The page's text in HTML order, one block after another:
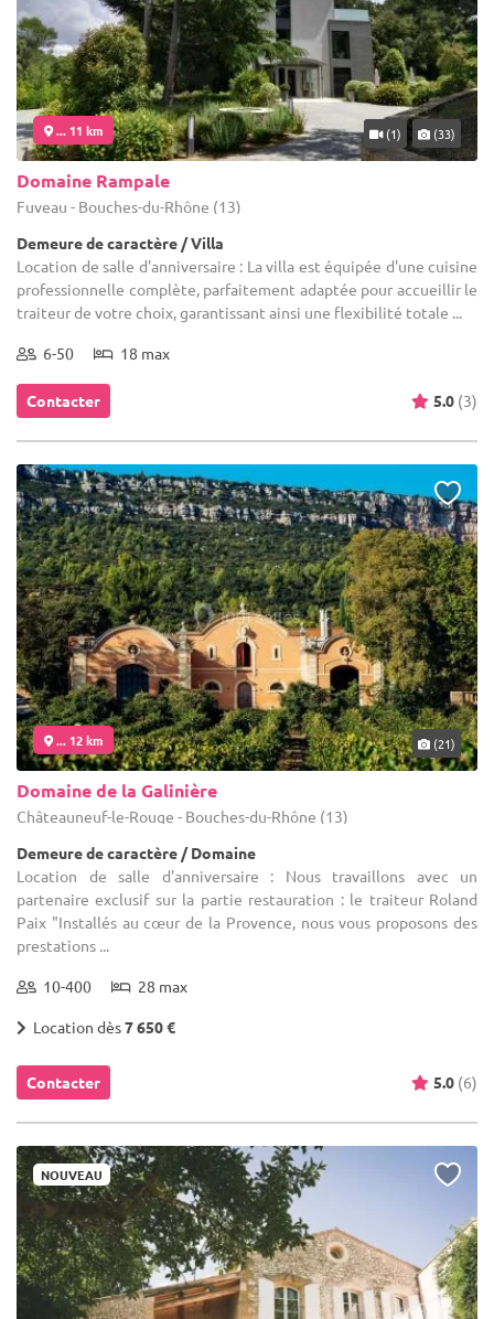
... 11 km (1) (33)
Domaine Rampale
Fuveau - Bouches-du-Rhône (13)
Demeure de caractère / Villa
Location de salle d'anniversaire : La villa est équipée d'une cuisine
professionnelle complète, parfaitement adaptée pour accueillir le
traiteur de votre choix, garantissant ainsi une flexibilité totale ...
6-50 18 max
Contacter 5.0 (3)
... 12 km (21)
Domaine de la Galinière
Châteauneuf-le-Rouge - Bouches-du-Rhône (13)
Demeure de caractère / Domaine
Location de salle d'anniversaire : Nous travaillons avec un
partenaire exclusif sur la partie restauration : le traiteur Roland
Paix "Installés au cœur de la Provence, nous vous proposons des
prestations ...
10-400 28 max
Location dès7 650 €
Contacter 5.0 (6)
NOUVEAU